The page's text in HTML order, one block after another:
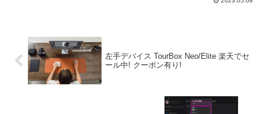
ながら会話することができるのだが、偶に
左手デバイス TourBox Neo/Elite 楽天でセ
ール中! クーポン有り!